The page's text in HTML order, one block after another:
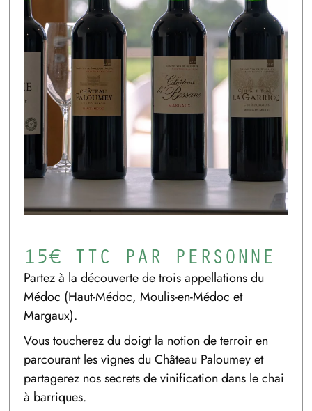
15€ TTC PAR PERSONNE
Partez à la découverte de trois appellations du
Médoc (Haut-Médoc, Moulis-en-Médoc et
Margaux).
Vous toucherez du doigt la notion de terroir en
parcourant les vignes du Château Paloumey et
partagerez nos secrets de vinification dans le chai
à barriques.